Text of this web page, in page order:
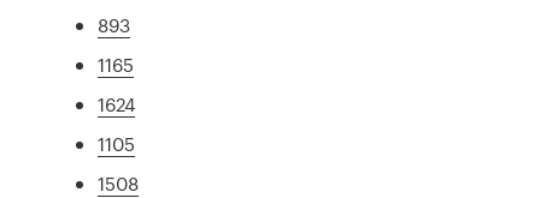
893
1165
1624
1105
1508